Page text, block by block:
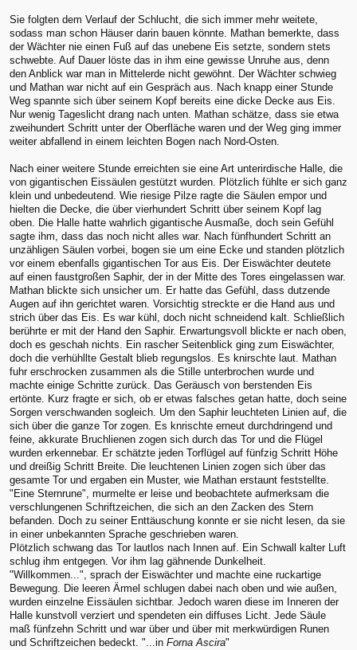
Sie folgten dem Verlauf der Schlucht, die sich immer mehr weitete,
sodass man schon Häuser darin bauen könnte. Mathan bemerkte, dass
der Wächter nie einen Fuß auf das unebene Eis setzte, sondern stets
schwebte. Auf Dauer löste das in ihm eine gewisse Unruhe aus, denn
den Anblick war man in Mittelerde nicht gewöhnt. Der Wächter schwieg
und Mathan war nicht auf ein Gespräch aus. Nach knapp einer Stunde
Weg spannte sich über seinem Kopf bereits eine dicke Decke aus Eis.
Nur wenig Tageslicht drang nach unten. Mathan schätze, dass sie etwa
zweihundert Schritt unter der Oberfläche waren und der Weg ging immer
weiter abfallend in einem leichten Bogen nach Nord-Osten.
Nach einer weitere Stunde erreichten sie eine Art unterirdische Halle, die
von gigantischen Eissäulen gestützt wurden. Plötzlich fühlte er sich ganz
klein und unbedeutend. Wie riesige Pilze ragte die Säulen empor und
hielten die Decke, die über vierhundert Schritt über seinem Kopf lag
oben. Die Halle hatte wahrlich gigantische Ausmaße, doch sein Gefühl
sagte ihm, dass das noch nicht alles war. Nach fünfhundert Schritt an
unzähligen Säulen vorbei, bogen sie um eine Ecke und standen plötzlich
vor einem ebenfalls gigantischen Tor aus Eis. Der Eiswächter deutete
auf einen faustgroßen Saphir, der in der Mitte des Tores eingelassen war.
Mathan blickte sich unsicher um. Er hatte das Gefühl, dass dutzende
Augen auf ihn gerichtet waren. Vorsichtig streckte er die Hand aus und
strich über das Eis. Es war kühl, doch nicht schneidend kalt. Schließlich
berührte er mit der Hand den Saphir. Erwartungsvoll blickte er nach oben,
doch es geschah nichts. Ein rascher Seitenblick ging zum Eiswächter,
doch die verhühllte Gestalt blieb regungslos. Es knirschte laut. Mathan
fuhr erschrocken zusammen als die Stille unterbrochen wurde und
machte einige Schritte zurück. Das Geräusch von berstenden Eis
ertönte. Kurz fragte er sich, ob er etwas falsches getan hatte, doch seine
Sorgen verschwanden sogleich. Um den Saphir leuchteten Linien auf, die
sich über die ganze Tor zogen. Es knrischte erneut durchdringend und
feine, akkurate Bruchlienen zogen sich durch das Tor und die Flügel
wurden erkennebar. Er schätzte jeden Torflügel auf fünfzig Schritt Höhe
und dreißig Schritt Breite. Die leuchtenen Linien zogen sich über das
gesamte Tor und ergaben ein Muster, wie Mathan erstaunt feststellte.
"Eine Sternrune", murmelte er leise und beobachtete aufmerksam die
verschlungenen Schriftzeichen, die sich an den Zacken des Stern
befanden. Doch zu seiner Enttäuschung konnte er sie nicht lesen, da sie
in einer unbekannten Sprache geschrieben waren.
Plötzlich schwang das Tor lautlos nach Innen auf. Ein Schwall kalter Luft
schlug ihm entgegen. Vor ihm lag gähnende Dunkelheit.
"Willkommen...", sprach der Eiswächter und machte eine ruckartige
Bewegung. Die leeren Ärmel schlugen dabei nach oben und wie außen,
wurden einzelne Eissäulen sichtbar. Jedoch waren diese im Inneren der
Halle kunstvoll verziert und spendeten ein diffuses Licht. Jede Säule
maß fünfzehn Schritt und war über und über mit merkwürdigen Runen
und Schriftzeichen bedeckt. "...in Forna Ascira"